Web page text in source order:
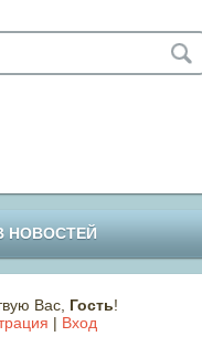
НОВОСТЕЙ
Вас Гость!
| Вход